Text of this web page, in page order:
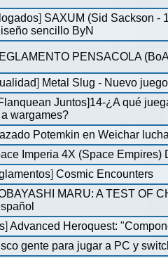
] SAXUM (Sid Sackson -
sencillo ByN
PENSACOLA
] Metal Slug - Nuevo
Juntos]14-¿A qué
wargames?
Potemkin en Weichar
Imperia 4X (Space Empires)
]Cosmic Encounters
MARU: A TEST OF
]Advanced Heroquest:
gente para jugar a PC y